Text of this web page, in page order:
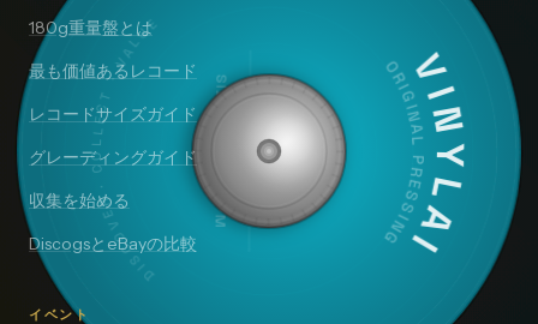
VINYLAI
ORIGINAL PRESSING
SIDE A — 33⅓ RPM
DISCOVER · COLLECT · VALUE
180g重量盤とは
最も価値あるレコード
レコードサイズガイド
グレーディングガイド
収集を始める
DiscogsとeBayの比較
イベント